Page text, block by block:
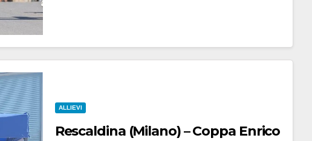
ALLIEVI
Rescaldina (Milano) – Coppa Enrico